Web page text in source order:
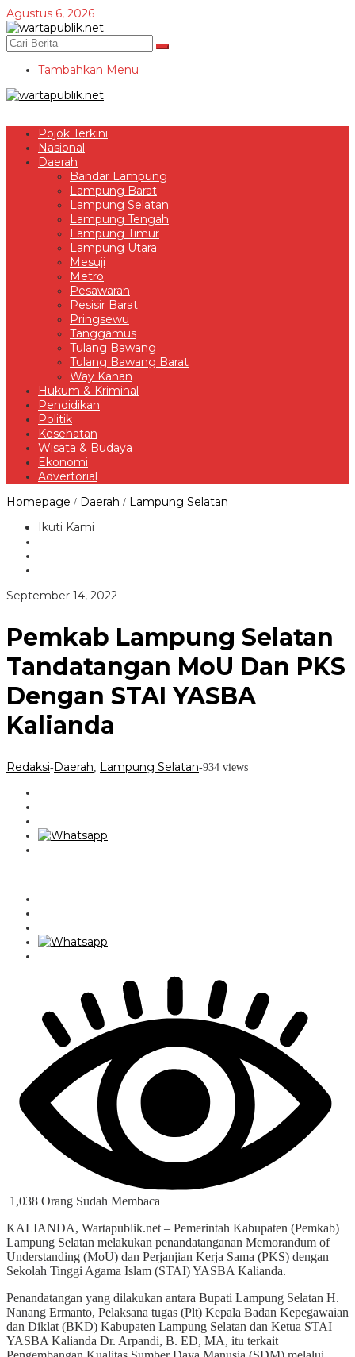
Lewati
ke
konten
Agustus 6, 2026
Tambahkan Menu
Pojok Terkini
Nasional
Daerah
Bandar Lampung
Lampung Barat
Lampung Selatan
Lampung Tengah
Lampung Timur
Lampung Utara
Mesuji
Metro
Pesawaran
Pesisir Barat
Pringsewu
Tanggamus
Tulang Bawang
Tulang Bawang Barat
Way Kanan
Hukum & Kriminal
Pendidikan
Politik
Kesehatan
Wisata & Budaya
Ekonomi
Advertorial
Homepage / Daerah / Lampung Selatan
Kalianda
Ikuti Kami
September 14, 2022
Pemkab Lampung Selatan
Tandatangan MoU Dan PKS
Dengan STAI YASBA
Kalianda
Redaksi-Daerah Lampung Selatan-934 views
1,038 Orang Sudah Membaca
KALIANDA, Wartapublik.net – Pemerintah Kabupaten (Pemkab)
Lampung Selatan melakukan penandatanganan Memorandum of
Understanding (MoU) dan Perjanjian Kerja Sama (PKS) dengan
Sekolah Tinggi Agama Islam (STAI) YASBA Kalianda.
Penandatangan yang dilakukan antara Bupati Lampung Selatan H.
Nanang Ermanto, Pelaksana tugas (Plt) Kepala Badan Kepegawaian
dan Diklat (BKD) Kabupaten Lampung Selatan dan Ketua STAI
YASBA Kalianda Dr. Arpandi, B. ED, MA, itu terkait